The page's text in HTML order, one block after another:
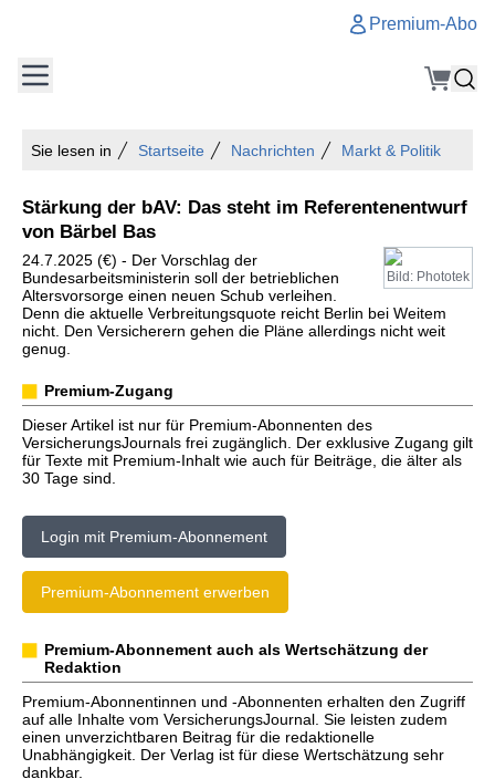
Premium-Abo
Sie lesen in Startseite Nachrichten Markt & Politik
Stärkung der bAV: Das steht im Referentenentwurf
von Bärbel Bas
Bild: Phototek
24.7.2025 (€) - Der Vorschlag der
Bundesarbeitsministerin soll der betrieblichen
Altersvorsorge einen neuen Schub verleihen.
Denn die aktuelle Verbreitungsquote reicht Berlin bei Weitem
nicht. Den Versicherern gehen die Pläne allerdings nicht weit
genug.
Premium-Zugang
Dieser Artikel ist nur für Premium-Abonnenten des
VersicherungsJournals frei zugänglich. Der exklusive Zugang gilt
für Texte mit Premium-Inhalt wie auch für Beiträge, die älter als
30 Tage sind.
Login mit Premium-Abonnement
Premium-Abonnement erwerben
Premium-Abonnement auch als Wertschätzung der
Redaktion
Premium-Abonnentinnen und -Abonnenten erhalten den Zugriff
auf alle Inhalte vom VersicherungsJournal. Sie leisten zudem
einen unverzichtbaren Beitrag für die redaktionelle
Unabhängigkeit. Der Verlag ist für diese Wertschätzung sehr
dankbar.